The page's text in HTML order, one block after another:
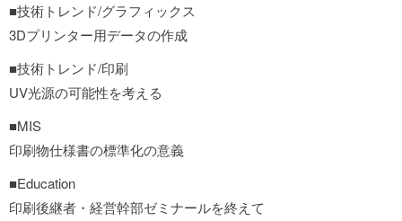
■技術トレンド/グラフィックス
3Dプリンター用データの作成
■技術トレンド/印刷
UV光源の可能性を考える
■MIS
印刷物仕様書の標準化の意義
■Education
印刷後継者・経営幹部ゼミナールを終えて